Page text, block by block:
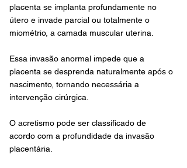
placenta se implanta profundamente no
útero e invade parcial ou totalmente o
miométrio, a camada muscular uterina.
Essa invasão anormal impede que a
placenta se desprenda naturalmente após o
nascimento, tornando necessária a
intervenção cirúrgica.
O acretismo pode ser classificado de
acordo com a profundidade da invasão
placentária.